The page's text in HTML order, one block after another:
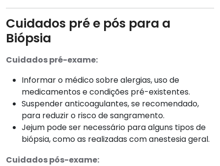
Cuidados pré e pós para a
Biópsia
Cuidados pré-exame:
Informar o médico sobre alergias, uso de
medicamentos e condições pré-existentes.
Suspender anticoagulantes, se recomendado,
para reduzir o risco de sangramento.
Jejum pode ser necessário para alguns tipos de
biópsia, como as realizadas com anestesia geral.
Cuidados pós-exame: